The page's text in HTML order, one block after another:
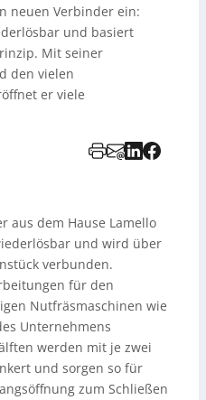
neuen Verbinder ein:
und basiert
Mit seiner
den vielen
er viele
aus dem Hause Lamello
und wird über
verbunden.
für den
Nutfräsmaschinen wie
Unternehmens
werden mit je zwei
und sorgen so für
zum Schließen